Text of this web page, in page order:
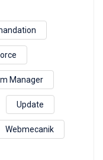
Manager
Update
Webmecanik